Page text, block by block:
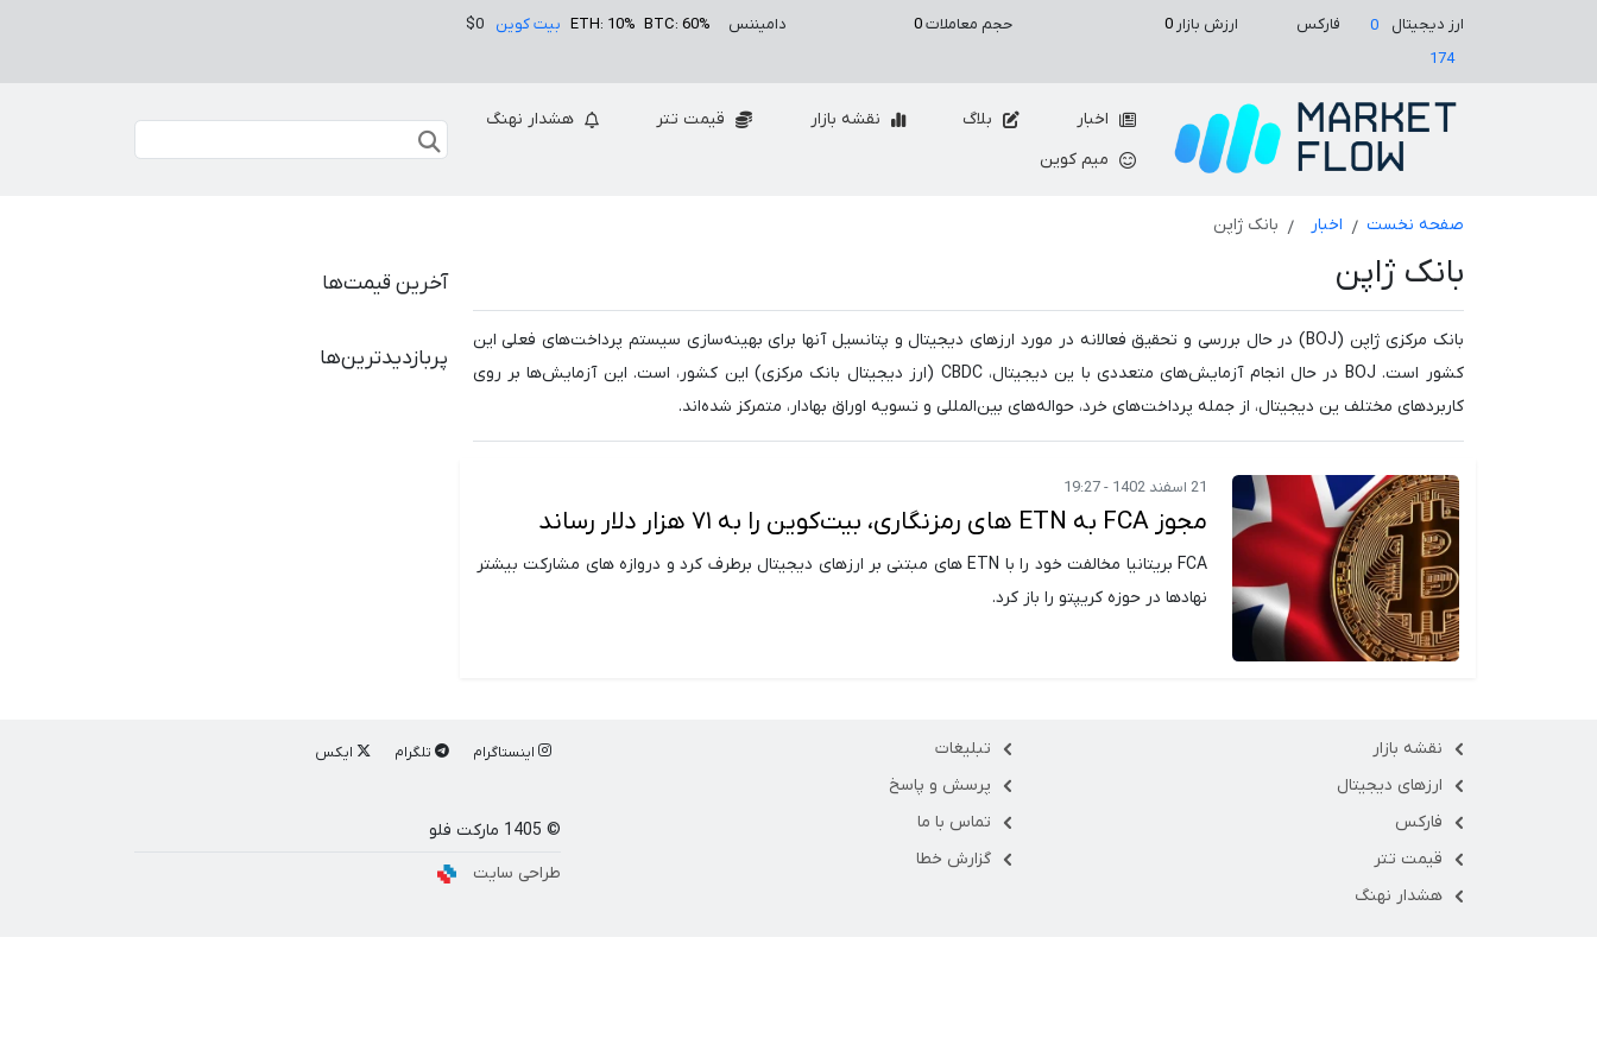
ارز دیجیتال 0
فارکس
174
ارزش بازار0 حجم معاملات0 دامیننس BTC: 60%
ETH: 10% بیت کوین $0
اخبار بلاگ نقشه بازار قیمت تتر
هشدار نهنگ
میم کوین
صفحه نخست اخبار بانک ژاپن
بانک ژاپن
بانک مرکزی ژاپن (BOJ) در حال بررسی و تحقیق فعالانه در مورد ارزهای دیجیتال و پتانسیل آنها برای بهینه‌سازی سیستم پرداخت‌های فعلی این
کشور است. BOJ در حال انجام آزمایش‌های متعددی با ین دیجیتال، CBDC (ارز دیجیتال بانک مرکزی) این کشور، است. این آزمایش‌ها بر روی
کاربردهای مختلف ین دیجیتال، از جمله پرداخت‌های خرد، حواله‌های بین‌المللی و تسویه اوراق بهادار، متمرکز شده‌اند.
21 اسفند 1402 - 19:27
مجوز FCA به ETN های رمزنگاری، بیت‌کوین را به ۷۱ هزار دلار رساند
FCA بریتانیا مخالفت خود را با ETN های مبتنی بر ارزهای دیجیتال برطرف کرد و دروازه های مشارکت بیشتر
نهادها در حوزه کریپتو را باز کرد.
آخرین قیمت‌ها
پربازدیدترین‌ها
نقشه بازار
ارزهای دیجیتال
فارکس
قیمت تتر
هشدار نهنگ
تبلیغات
پرسش و پاسخ
تماس با ما
گزارش خطا
اینستاگرام تلگرام ایکس
© 1405 مارکت فلو
طراحی سایت